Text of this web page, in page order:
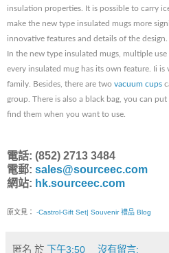
insulation properties. It is possible to carry
make the new type insulated mugs more
innovative features and details of the design.
In the new type insulated mugs, multiple use
every insulated mug has its own feature. Ii
family. Besides, there are two vacuum cups
group. There is also a black bag, you can
find them when you want to use.
電話: (852) 2713 3484
電郵: sales@sourceec.com
網站: hk.sourceec.com
原文見： -Castrol-Gift Set| Souvenir 禮品 Blog
匿名 於 下午3:50 沒有留言: